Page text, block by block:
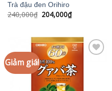
Trà đậu đen Orihiro
240,000₫ Giá
gốc
204,000₫Giá
hiện
204,000₫.
Giảm giá!